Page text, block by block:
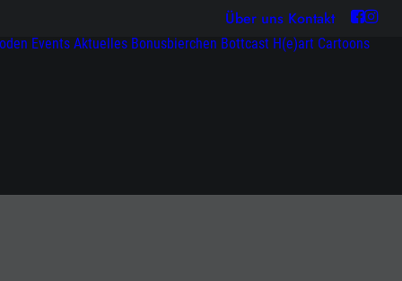
Über uns Kontakt
Events Aktuelles Bonusbierchen Bottcast H(e)art Cartoons